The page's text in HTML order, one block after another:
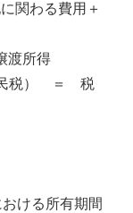
関わる費用＋
所得
税） ＝ 税
ける所有期間